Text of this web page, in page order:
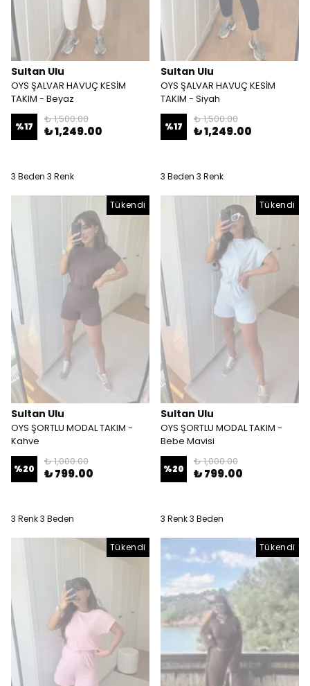
Sultan Ulu
OYS ŞALVAR HAVUÇ KESİM
TAKIM - Beyaz
%17
₺ 1,500.00
₺ 1,249.00
3 Beden 3 Renk
Sultan Ulu
OYS ŞALVAR HAVUÇ KESİM
TAKIM - Siyah
%17
₺ 1,500.00
₺ 1,249.00
3 Beden 3 Renk
Tükendi
Sultan Ulu
OYS ŞORTLU MODAL TAKIM -
Kahve
%20
₺ 1,000.00
₺ 799.00
3 Renk 3 Beden
Tükendi
Sultan Ulu
OYS ŞORTLU MODAL TAKIM -
Bebe Mavisi
%20
₺ 1,000.00
₺ 799.00
3 Renk 3 Beden
Tükendi Tükendi